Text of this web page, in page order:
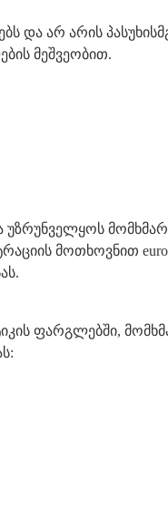
და არ არის
მეშვეობით.
უზრუნველყოს
მოთხოვნით
ფარგლებში,